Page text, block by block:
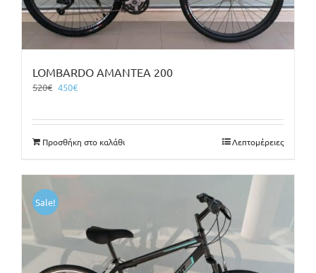
LOMBARDO AMANTEA 200
520€ Original
520€.
450€Η
είναι:
450€.
Προσθήκη στο καλάθι Λεπτομέρειες
Sale!